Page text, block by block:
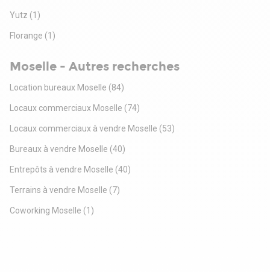
Yutz (1)
Florange (1)
Moselle - Autres recherches
Location bureaux Moselle (84)
Locaux commerciaux Moselle (74)
Locaux commerciaux à vendre Moselle (53)
Bureaux à vendre Moselle (40)
Entrepôts à vendre Moselle (40)
Terrains à vendre Moselle (7)
Coworking Moselle (1)